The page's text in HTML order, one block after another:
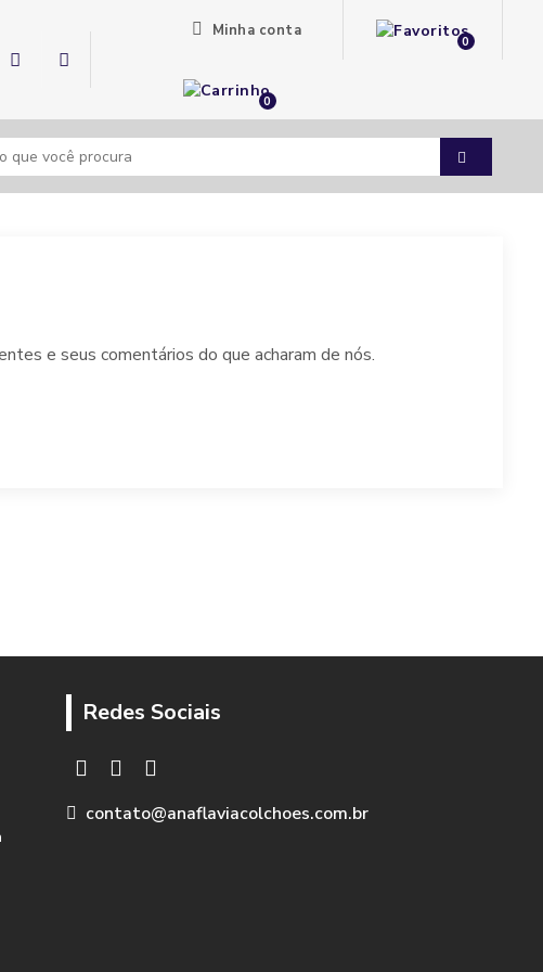
Minha conta
0
0
e seus comentários do que acharam de nós.
Redes Sociais
contato@anaflaviacolchoes.com.br